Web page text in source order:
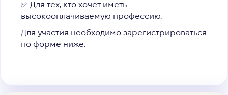
✅ Для тех, кто хочет иметь
высокооплачиваемую профессию.
Для участия необходимо зарегистрироваться
по форме ниже.